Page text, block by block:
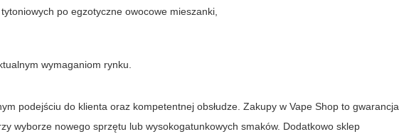
po egzotyczne owocowe mieszanki,
wymaganiom rynku.
podejściu do klienta oraz kompetentnej obsłudze. Zakupy wVape Shop to gwarancja
wyborze nowego sprzętu lub wysokogatunkowych smaków. Dodatkowo sklep